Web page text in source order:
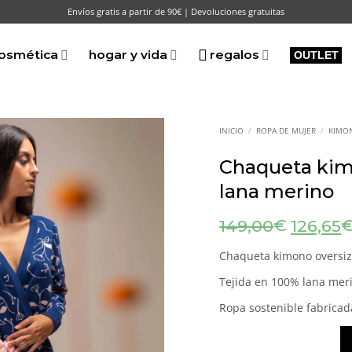
Envíos gratis a partir de 90€ | Devoluciones gratuitas
hogar y vida regalos OUTLET
INICIO / ROPA DE MUJER /
Chaqueta
lana merino
149,00€ El
precio
original
era:
126,65
Chaqueta kimono
Tejida en 100% lana
Ropa sostenible